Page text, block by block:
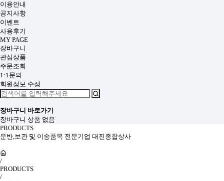
이용안내
공지사항
이벤트
사용후기
MY PAGE
장바구니
관심상품
주문조회
1:1문의
회원정보 수정
장바구니 바로가기
장바구니 상품 없음
PRODUCTS
운반,보관 및 이송품목 전문기업 대진종합상사
/
PRODUCTS
/